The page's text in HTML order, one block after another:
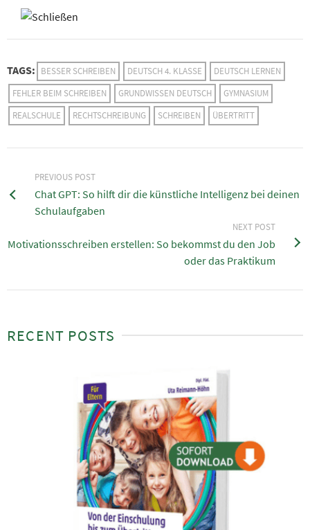
TAGS: BESSER SCHREIBEN DEUTSCH 4. KLASSE
DEUTSCH LERNEN
FEHLER BEIM SCHREIBEN
GRUNDWISSEN DEUTSCH
GYMNASIUM
REALSCHULE
RECHTSCHREIBUNG SCHREIBEN ÜBERTRITT
PREVIOUS POST
Chat GPT: So hilft dir die künstliche Intelligenz bei deinen
Schulaufgaben
NEXT POST
Motivationsschreiben erstellen: So bekommst du den Job
oder das Praktikum
RECENT POSTS